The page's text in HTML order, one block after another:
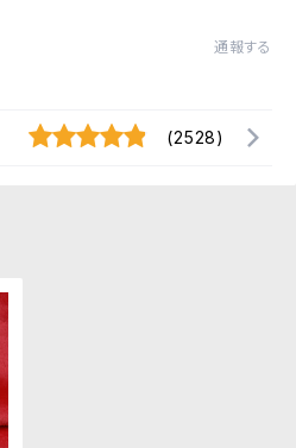
通報する
(2528)